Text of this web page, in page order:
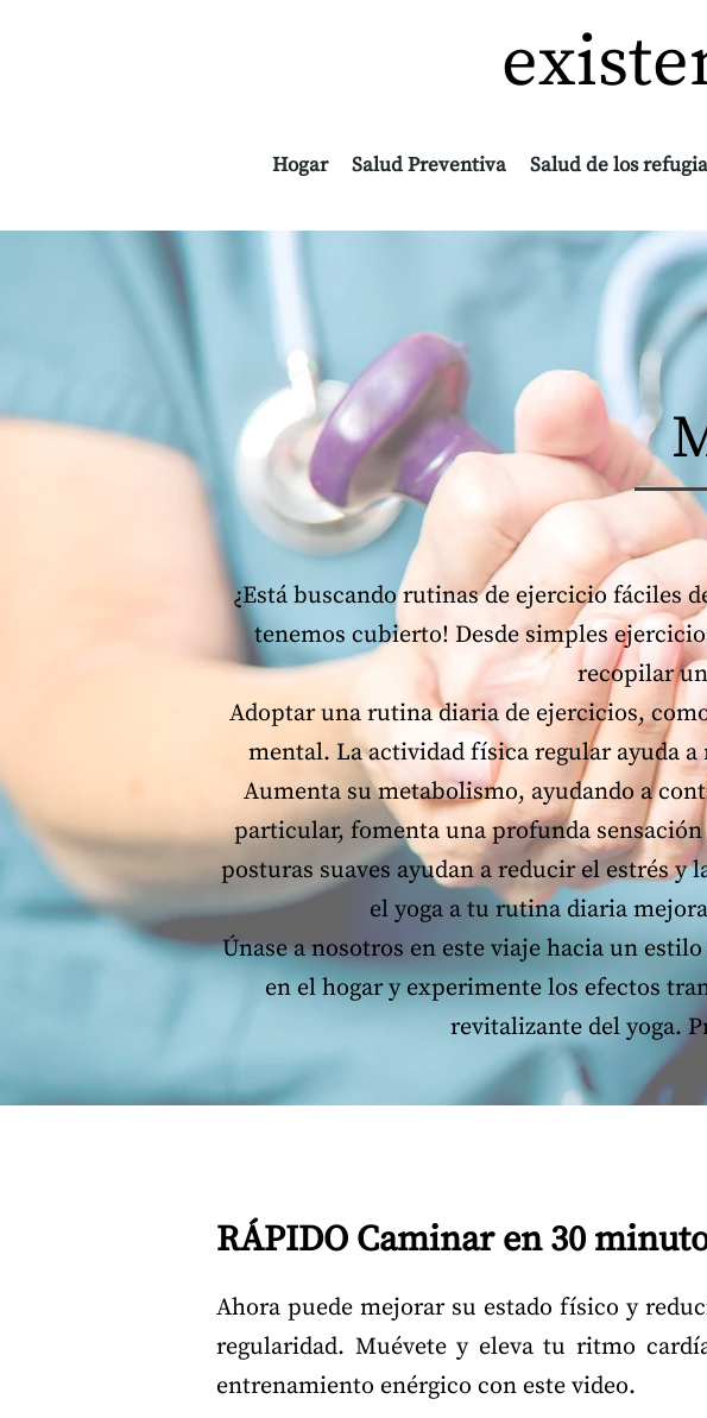
Hogar Salud Preventiva Salud de los
¿Está buscando rutinas de ejercicio fáciles
tenemos cubierto! Desde simples
recopilar
Adoptar una rutina diaria de ejercicios,
mental. La actividad física regular ayuda
Aumenta su metabolismo, ayudando a
particular, fomenta una profunda
posturas suaves ayudan a reducir el estrés
el yoga a tu rutina diaria
Únase a nosotros en este viaje hacia un
en el hogar y experimente los efectos
revitalizante del yoga.
RÁPIDO Caminar en 30
Ahora puede mejorar su estado físico y
regularidad. Muévete y eleva tu ritmo
entrenamiento enérgico con este video.